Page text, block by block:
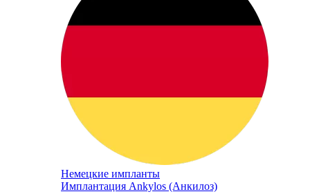
Немецкие импланты
Имплантация Ankylos (Анкилоз)